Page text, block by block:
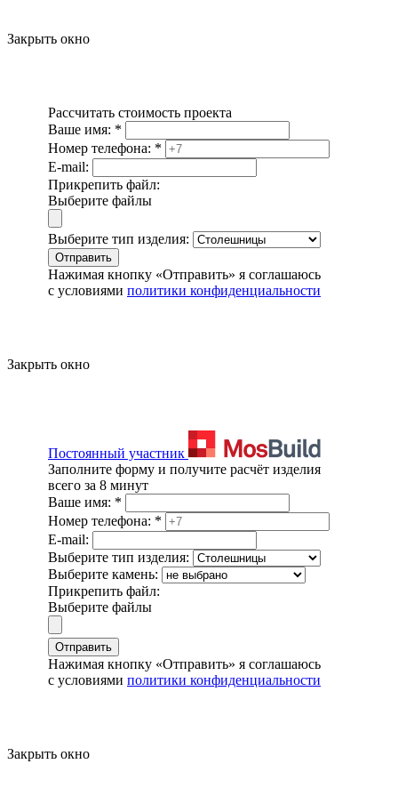
Закрыть окно
Рассчитать стоимость проекта
Ваше имя: *
Номер телефона: *
E-mail:
Прикрепить файл:
Выберите файлы
Выберите тип изделия:
Отправить
Нажимая кнопку «Отправить» я соглашаюсь
с условиями политики конфиденциальности
Закрыть окно
Постоянный участник
Заполните форму и получите расчёт изделия
всего за 8 минут
Ваше имя: *
Номер телефона: *
E-mail:
Выберите тип изделия:
Выберите камень:
Прикрепить файл:
Выберите файлы
Отправить
Нажимая кнопку «Отправить» я соглашаюсь
с условиями политики конфиденциальности
Закрыть окно